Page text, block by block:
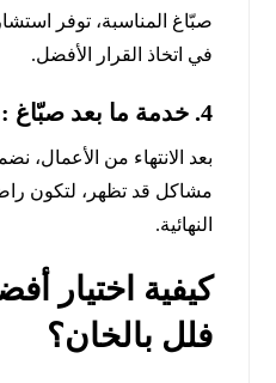
صبّاغ المناسبة، توفر
في اتخاذ القرار الأفضل.
4. خدمة ما بعد صبّاغ :
بعد الانتهاء من الأعمال،
مشاكل قد تظهر، لتكون
النهائية.
كيفية اختيار
فلل بالخان؟